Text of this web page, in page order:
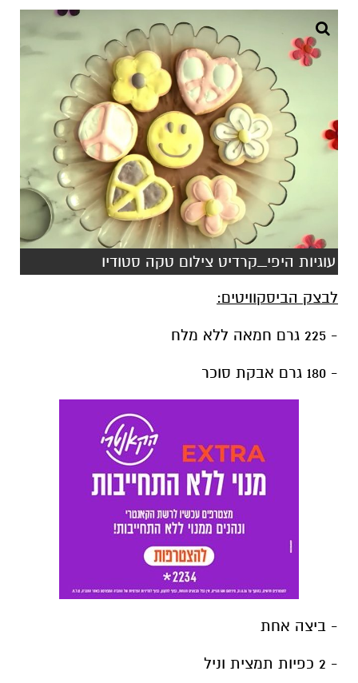
עוגיות היפי_קרדיט צילום טקה סטודיו
לבצק הביסקוויטים:
- 225 גרם חמאה ללא מלח
- 180 גרם אבקת סוכר
- ביצה אחת
- 2 כפיות תמצית וניל